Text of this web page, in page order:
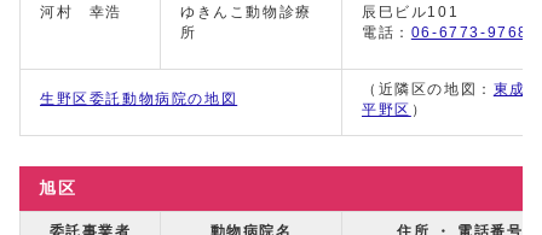
河村 幸浩
ゆきんこ動物診療
所
辰巳ビル101
電話： 06-6773-9768
生野区委託動物病院の地図
（近隣区の地図： 東成区
平野区 ）
旭区
委託事業者 動物病院名 住所 ・ 電話番号